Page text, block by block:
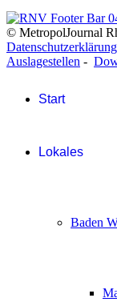
© MetropolJournal
Datenschutzerklärung
Auslagestellen -
Start
Lokales
Baden